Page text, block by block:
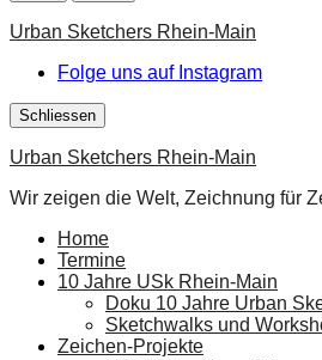
Urban Sketchers Rhein-Main
Folge uns auf Instagram
Schliessen
Urban Sketchers Rhein-Main
Wir zeigen die Welt, Zeichnung für
Home
Termine
10 Jahre USk Rhein-Main
Doku 10 Jahre Urban
Sketchwalks und
Zeichen-Projekte